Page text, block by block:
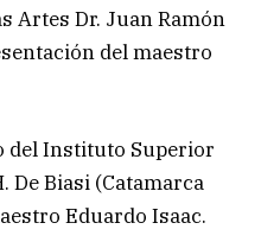
Artes Dr. Juan Ramón
del maestro
del Instituto Superior
De Biasi (Catamarca
Eduardo Isaac.